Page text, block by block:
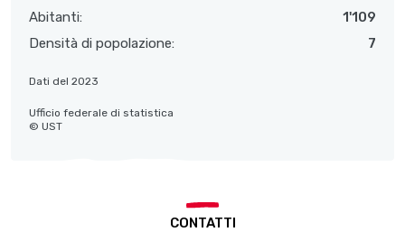
Abitanti:
1'109
Densità di popolazione:
7
Dati del 2023
Ufficio federale di statistica
© UST
CONTATTI